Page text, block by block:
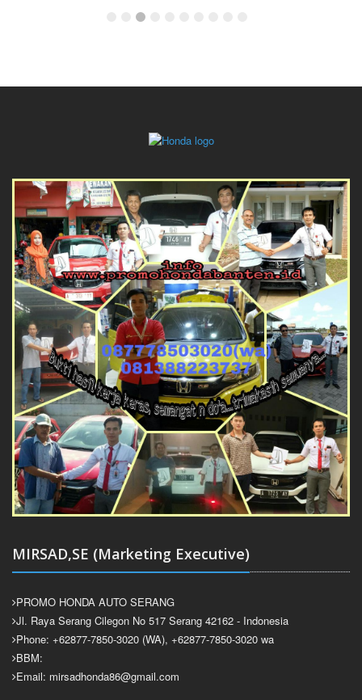
MIRSAD,SE (Marketing Executive)
PROMO HONDA AUTO SERANG
Jl. Raya Serang Cilegon No 517 Serang 42162 - Indonesia
Phone: +62877-7850-3020 (WA), +62877-7850-3020 wa
BBM:
Email: mirsadhonda86@gmail.com